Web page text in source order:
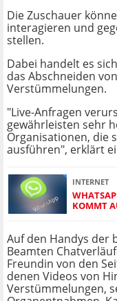
Die Zuschauer
interagieren und
stellen.
Dabei handelt es
das Abschneiden
Verstümmelungen.
"Live-Anfragen
gewährleisten sehr
Organisationen, die
ausführen", erklärt
INTERNET
KOMMT
Auf den Handys der
Beamten
Freundin von den
denen Videos von
Verstümmelungen,